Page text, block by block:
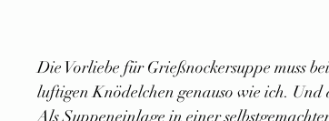
Die Vorliebe für Grießnockersuppe muss
luftigen Knödelchen genauso wie ich.
Als Suppeneinlage in einer